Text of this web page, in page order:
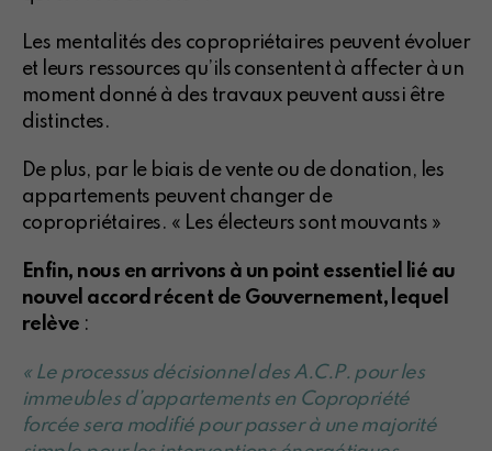
Les mentalités des copropriétaires peuvent évoluer
et leurs ressources qu’ils consentent à affecter à un
moment donné à des travaux peuvent aussi être
distinctes.
De plus, par le biais de vente ou de donation, les
appartements peuvent changer de
copropriétaires. « Les électeurs sont mouvants »
Enfin, nous en arrivons à un point essentiel lié au
nouvel accord récent de Gouvernement, lequel
relève :
« Le processus décisionnel des A.C.P. pour les
immeubles d’appartements en Copropriété
forcée sera modifié pour passer à une majorité